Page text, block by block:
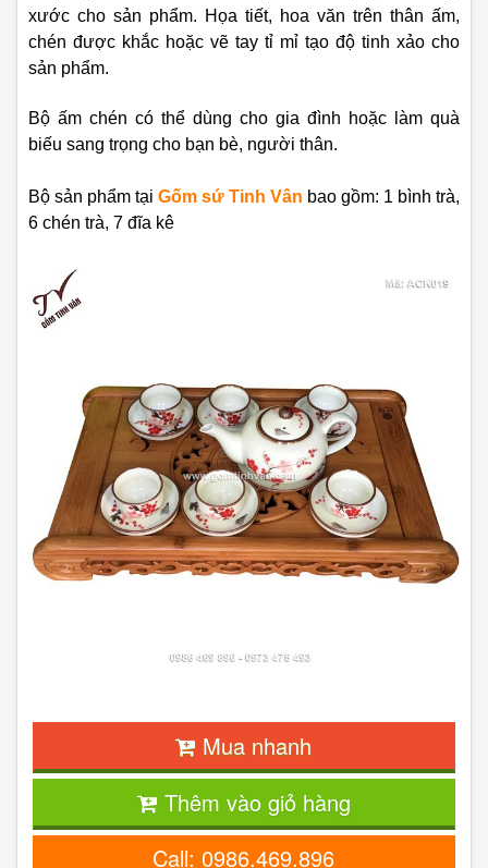
xước cho sản phẩm. Họa tiết, hoa văn trên thân ấm,
chén được khắc hoặc vẽ tay tỉ mỉ tạo độ tinh xảo cho
sản phẩm.
Bộ ấm chén có thể dùng cho gia đình hoặc làm quà
biếu sang trọng cho bạn bè, người thân.
Bộ sản phẩm tại Gốm sứ Tinh Vân bao gồm: 1 bình trà,
6 chén trà, 7 đĩa kê
Mua nhanh
Thêm vào giỏ hàng
Call: 0986.469.896